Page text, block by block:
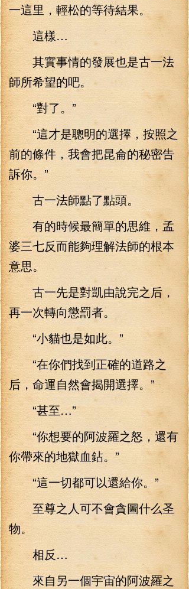
一這里，輕松的等待結果。
這樣…
其實事情的發展也是古一法
師所希望的吧。
“對了。”
“這才是聰明的選擇，按照之
前的條件，我會把昆侖的秘密告
訴你。”
古一法師點了點頭。
有的時候最簡單的思維，孟
婆三七反而能夠理解法師的根本
意思。
古一先是對凱由說完之后，
再一次轉向懲罰者。
“小貓也是如此。”
“在你們找到正確的道路之
后，命運自然會揭開選擇。”
“甚至…”
“你想要的阿波羅之怒，還有
你帶來的地獄血鉆。”
“這一切都可以還給你。”
至尊之人可不會貪圖什么圣
物。
相反…
來自另一個宇宙的阿波羅之